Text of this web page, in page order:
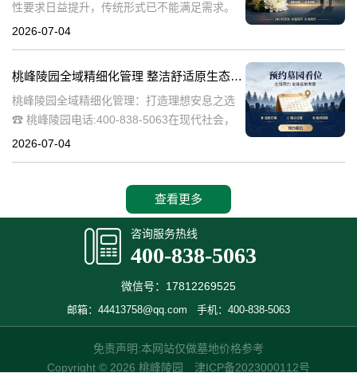
性要求日益提升，传统形式已不能满足需求。
桃峰陵园作为绿色殡葬的先行者，致力于构建
2026-07-04
桃峰陵园全域精细化管理 整洁舒适原生态园区：打造理想安息之选
桃峰陵园全域精细化管理：打造理想安息之选
☎ 桃峰陵园电话:400-838-5063在现代社会，
人们对死亡和安息地的看法正在发生变化。越
2026-07-04
查看更多
咨询服务热线
400-838-5063
微信号：17812269525
邮箱：44413758@qq.com 手机：400-838-5063
免责声明:本网站仅做墓地价格参考
Copyright © 2026 桃峰陵园 津ICP备2023000112号